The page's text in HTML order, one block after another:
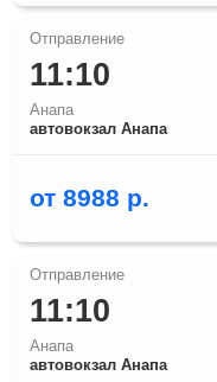
11:10
Анапа
автовокзал Анапа
от 8988 р.
11:10
Анапа
автовокзал Анапа